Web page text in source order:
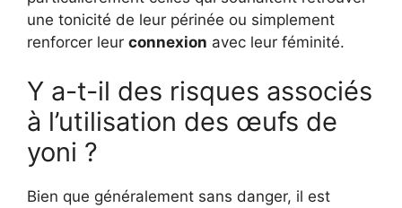
une tonicité de leur périnée ou simplement
renforcer leur connexion avec leur féminité.
Y a-t-il des risques associés
à l’utilisation des œufs de
yoni ?
Bien que généralement sans danger, il est